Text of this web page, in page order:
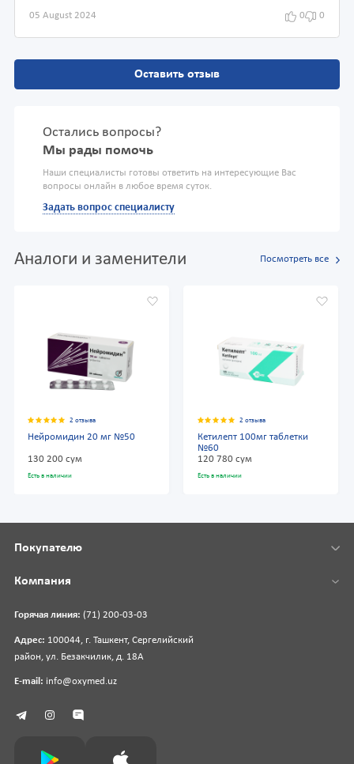
05 August 2024 0 0
Оставить отзыв
Остались вопросы?
Мы рады помочь
Наши специалисты готовы ответить на интересующие Вас
вопросы онлайн в любое время суток.
Задать вопрос специалисту
Аналоги и заменители Посмотреть все
2 отзыва
Нейромидин 20 мг №50
130 200 сум
Есть в наличии
2 отзыва
Кетилепт 100мг таблетки
№60
120 780 сум
Есть в наличии
Горячая линия: (71) 200-03-03
Адрес: 100044, г. Ташкент, Сергелийский
район, ул. Безакчилик, д. 18А
E-mail: info@oxymed.uz
Покупателю
Компания